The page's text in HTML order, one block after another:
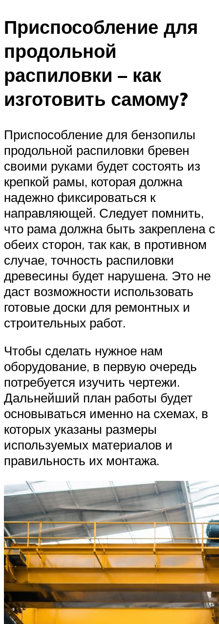
Приспособление для
продольной
распиловки – как
изготовить самому?
Приспособление для бензопилы
продольной распиловки бревен
своими руками будет состоять из
крепкой рамы, которая должна
надежно фиксироваться к
направляющей. Следует помнить,
что рама должна быть закреплена с
обеих сторон, так как, в противном
случае, точность распиловки
древесины будет нарушена. Это не
даст возможности использовать
готовые доски для ремонтных и
строительных работ.
Чтобы сделать нужное нам
оборудование, в первую очередь
потребуется изучить чертежи.
Дальнейший план работы будет
основываться именно на схемах, в
которых указаны размеры
используемых материалов и
правильность их монтажа.